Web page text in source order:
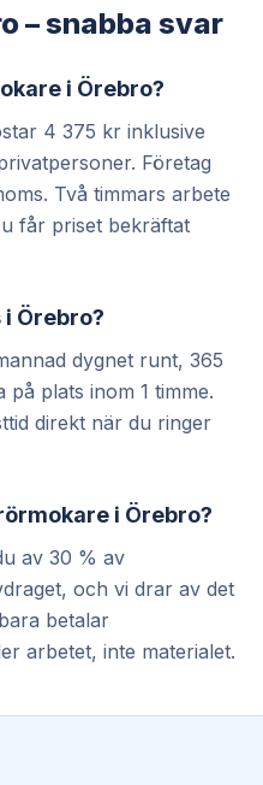
– snabba svar
i Örebro?
4 375 kr inklusive
Företag
Två timmars arbete
får priset bekräftat
Örebro?
dygnet runt, 365
plats inom 1 timme.
direkt när du ringer
i Örebro?
av 30 % av
och vi drar av det
betalar
arbetet, inte materialet.